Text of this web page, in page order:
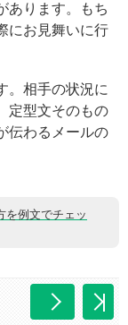
あります。もち
にお見舞いに行
。相手の状況に
定型文そのもの
伝わるメールの
を例文でチェッ